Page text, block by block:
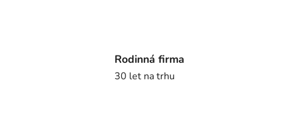
Rodinná firma
30 let na trhu